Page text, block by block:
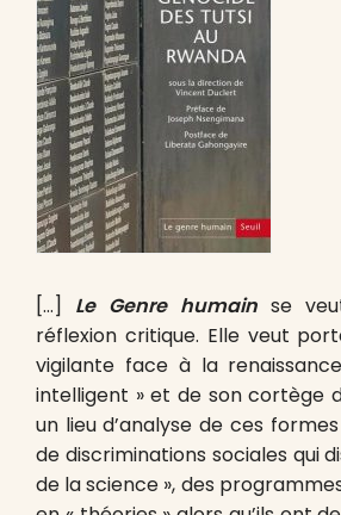
[…] Le Genre humain se
réflexion critique. Elle veut
vigilante face à la
intelligent » et de son cortège
un lieu d’analyse de ces
de discriminations sociales qui
de la science », des